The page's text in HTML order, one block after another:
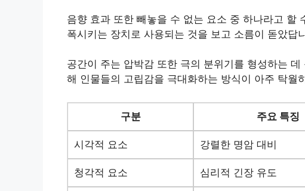
음향 효과 또한 빼놓을 수 없는 요소 중 하나라고 할
폭시키는 장치로 사용되는 것을 보고 소름이 돋았답
공간이 주는 압박감 또한 극의 분위기를 형성하는
해 인물들의 고립감을 극대화하는 방식이 아주 탁월
구분 주요 특징
시각적 요소 강렬한 명암 대비
청각적 요소 심리적 긴장 유도